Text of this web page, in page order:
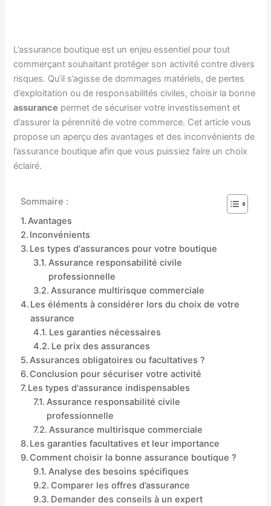
L’assurance boutique est un enjeu essentiel pour tout
commerçant souhaitant protéger son activité contre divers
risques. Qu’il s’agisse de dommages matériels, de pertes
d’exploitation ou de responsabilités civiles, choisir la bonne
assurance permet de sécuriser votre investissement et
d’assurer la pérennité de votre commerce. Cet article vous
propose un aperçu des avantages et des inconvénients de
l’assurance boutique afin que vous puissiez faire un choix
éclairé.
Sommaire :
Avantages
Inconvénients
Les types d'assurances pour votre boutique
Assurance responsabilité civile
professionnelle
Assurance multirisque commerciale
Les éléments à considérer lors du choix de votre
assurance
Les garanties nécessaires
Le prix des assurances
Assurances obligatoires ou facultatives ?
Conclusion pour sécuriser votre activité
Les types d'assurance indispensables
Assurance responsabilité civile
professionnelle
Assurance multirisque commerciale
Les garanties facultatives et leur importance
Comment choisir la bonne assurance boutique ?
Analyse des besoins spécifiques
Comparer les offres d’assurance
Demander des conseils à un expert